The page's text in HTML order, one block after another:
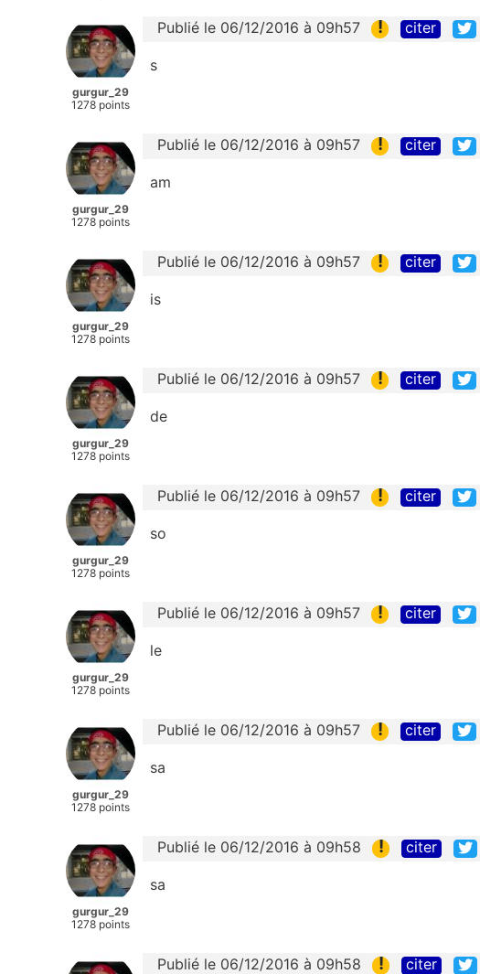
gurgur_29
1278 points
Publié le 06/12/2016 à 09h57 ! citer
s
gurgur_29
1278 points
Publié le 06/12/2016 à 09h57 ! citer
am
gurgur_29
1278 points
Publié le 06/12/2016 à 09h57 ! citer
is
gurgur_29
1278 points
Publié le 06/12/2016 à 09h57 ! citer
de
gurgur_29
1278 points
Publié le 06/12/2016 à 09h57 ! citer
so
gurgur_29
1278 points
Publié le 06/12/2016 à 09h57 ! citer
le
gurgur_29
1278 points
Publié le 06/12/2016 à 09h57 ! citer
sa
gurgur_29
1278 points
Publié le 06/12/2016 à 09h58 ! citer
sa
Publié le 06/12/2016 à 09h58 ! citer